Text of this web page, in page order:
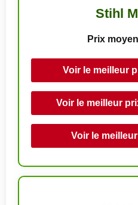
Stihl
Prix
Voir le meilleur
Voir le meilleur
Voir le